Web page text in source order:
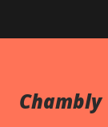
Chambly